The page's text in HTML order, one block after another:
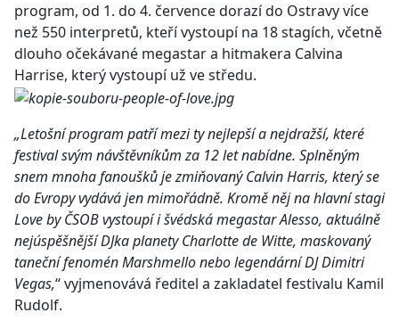
program, od 1. do 4. července dorazí do Ostravy více
než 550 interpretů, kteří vystoupí na 18 stagích, včetně
dlouho očekávané megastar a hitmakera Calvina
Harrise, který vystoupí už ve středu.
„Letošní program patří mezi ty nejlepší a nejdražší, které
festival svým návštěvníkům za 12 let nabídne. Splněným
snem mnoha fanoušků je zmiňovaný Calvin Harris, který se
do Evropy vydává jen mimořádně. Kromě něj na hlavní stagi
Love by ČSOB vystoupí i švédská megastar Alesso, aktuálně
nejúspěšnější DJka planety Charlotte de Witte, maskovaný
taneční fenomén Marshmello nebo legendární DJ Dimitri
Vegas,“ vyjmenovává ředitel a zakladatel festivalu Kamil
Rudolf.